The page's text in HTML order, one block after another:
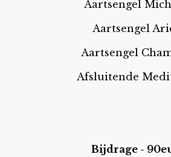
Aartsengel
Aartsengel
Aartsengel
Afsluitende
Bijdrage -